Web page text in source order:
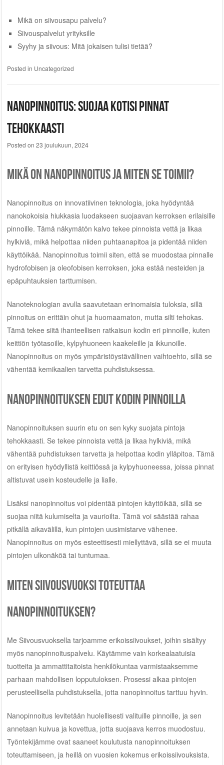
Mikä on siivousapu palvelu?
Siivouspalvelut yrityksille
Syyhy ja siivous: Mitä jokaisen tulisi tietää?
Posted in Uncategorized
Nanopinnoitus: suojaa kotisi pinnat
tehokkaasti
Posted on 23 joulukuun, 2024
Mikä on nanopinnoitus ja miten se toimii?
Nanopinnoitus on innovatiivinen teknologia, joka hyödyntää
nanokokoisia hiukkasia luodakseen suojaavan kerroksen erilaisille
pinnoille. Tämä näkymätön kalvo tekee pinnoista vettä ja likaa
hylkiviä, mikä helpottaa niiden puhtaanapitoa ja pidentää niiden
käyttöikää. Nanopinnoitus toimii siten, että se muodostaa pinnalle
hydrofobisen ja oleofobisen kerroksen, joka estää nesteiden ja
epäpuhtauksien tarttumisen.
Nanoteknologian avulla saavutetaan erinomaisia tuloksia, sillä
pinnoitus on erittäin ohut ja huomaamaton, mutta silti tehokas.
Tämä tekee siitä ihanteellisen ratkaisun kodin eri pinnoille, kuten
keittiön työtasoille, kylpyhuoneen kaakeleille ja ikkunoille.
Nanopinnoitus on myös ympäristöystävällinen vaihtoehto, sillä se
vähentää kemikaalien tarvetta puhdistuksessa.
Nanopinnoituksen edut kodin pinnoilla
Nanopinnoituksen suurin etu on sen kyky suojata pintoja
tehokkaasti. Se tekee pinnoista vettä ja likaa hylkiviä, mikä
vähentää puhdistuksen tarvetta ja helpottaa kodin ylläpitoa. Tämä
on erityisen hyödyllistä keittiössä ja kylpyhuoneessa, joissa pinnat
altistuvat usein kosteudelle ja lialle.
Lisäksi nanopinnoitus voi pidentää pintojen käyttöikää, sillä se
suojaa niitä kulumiselta ja vaurioilta. Tämä voi säästää rahaa
pitkällä aikavälillä, kun pintojen uusimistarve vähenee.
Nanopinnoitus on myös esteettisesti miellyttävä, sillä se ei muuta
pintojen ulkonäköä tai tuntumaa.
Miten Siivousvuoksi toteuttaa
nanopinnoituksen?
Me Siivousvuoksella tarjoamme erikoissiivoukset, joihin sisältyy
myös nanopinnoituspalvelu. Käytämme vain korkealaatuisia
tuotteita ja ammattitaitoista henkilökuntaa varmistaaksemme
parhaan mahdollisen lopputuloksen. Prosessi alkaa pintojen
perusteellisella puhdistuksella, jotta nanopinnoitus tarttuu hyvin.
Nanopinnoitus levitetään huolellisesti valituille pinnoille, ja sen
annetaan kuivua ja kovettua, jotta suojaava kerros muodostuu.
Työntekijämme ovat saaneet koulutusta nanopinnoituksen
toteuttamiseen, ja heillä on vuosien kokemus erikoissiivouksista.